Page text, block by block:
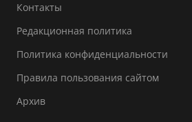
Контакты
Редакционная политика
Политика конфиденциальности
Правила пользования сайтом
Архив